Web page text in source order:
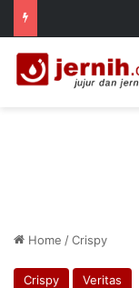
Home /Crispy
Crispy Veritas